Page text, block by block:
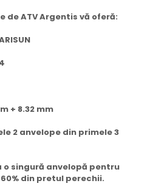
de ATV Argentis vă oferă:
+ 8.32 mm
2 anvelope din primele 3
o singură anvelopă pentru
din pretul perechii.